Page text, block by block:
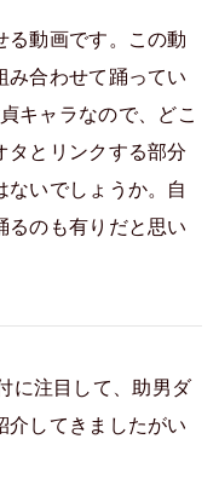
る動画です。この動
み合わせて踊ってい
キャラなので、どこ
とリンクする部分
ないでしょうか。自
のも有りだと思い
に注目して、助男ダ
介してきましたがい